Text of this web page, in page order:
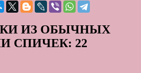
ИЗ ОБЫЧНЫХ
СПИЧЕК: 22